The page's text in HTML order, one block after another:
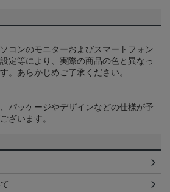
コンのモニターおよびスマートフォン
定等により、実際の商品の色と異なっ
。あらかじめご了承ください。
パッケージやデザインなどの仕様が予
ざいます。